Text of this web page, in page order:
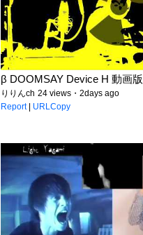
β DOOMSAY Device H 動画版
りりんch 24 views・2days ago
Report| URLCopy